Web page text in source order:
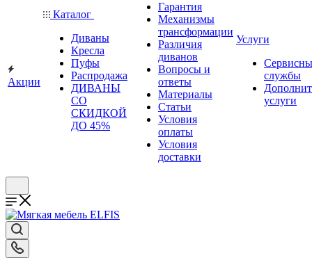
Акции
Каталог
Диваны
Кресла
Пуфы
Распродажа
ДИВАНЫ
СО
СКИДКОЙ
ДО 45%
Гарантия
Механизмы
трансформации
Различия
диванов
Вопросы и
ответы
Материалы
Статьи
Условия
оплаты
Условия
доставки
Услуги
службы
услуги